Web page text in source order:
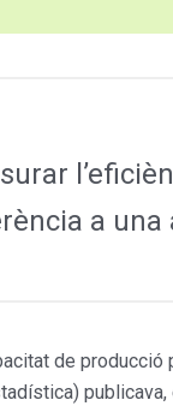
a una
de